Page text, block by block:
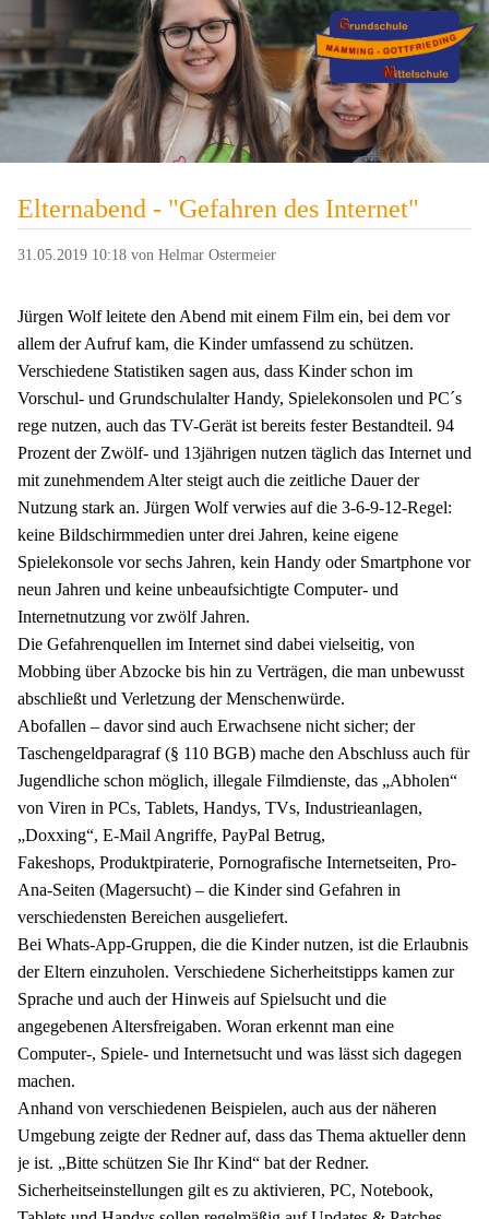
Elternabend - "Gefahren des Internet"
31.05.2019 10:18 von Helmar Ostermeier
Jürgen Wolf leitete den Abend mit einem Film ein, bei dem vor
allem der Aufruf kam, die Kinder umfassend zu schützen.
Verschiedene Statistiken sagen aus, dass Kinder schon im
Vorschul- und Grundschulalter Handy, Spielekonsolen und PC´s
rege nutzen, auch das TV-Gerät ist bereits fester Bestandteil. 94
Prozent der Zwölf- und 13jährigen nutzen täglich das Internet und
mit zunehmendem Alter steigt auch die zeitliche Dauer der
Nutzung stark an. Jürgen Wolf verwies auf die 3-6-9-12-Regel:
keine Bildschirmmedien unter drei Jahren, keine eigene
Spielekonsole vor sechs Jahren, kein Handy oder Smartphone vor
neun Jahren und keine unbeaufsichtigte Computer- und
Internetnutzung vor zwölf Jahren.
Die Gefahrenquellen im Internet sind dabei vielseitig, von
Mobbing über Abzocke bis hin zu Verträgen, die man unbewusst
abschließt und Verletzung der Menschenwürde.
Abofallen – davor sind auch Erwachsene nicht sicher; der
Taschengeldparagraf (§ 110 BGB) mache den Abschluss auch für
Jugendliche schon möglich, illegale Filmdienste, das „Abholen“
von Viren in PCs, Tablets, Handys, TVs, Industrieanlagen,
„Doxxing“, E-Mail Angriffe, PayPal Betrug,
Fakeshops, Produktpiraterie, Pornografische Internetseiten, Pro-
Ana-Seiten (Magersucht) – die Kinder sind Gefahren in
verschiedensten Bereichen ausgeliefert.
Bei Whats-App-Gruppen, die die Kinder nutzen, ist die Erlaubnis
der Eltern einzuholen. Verschiedene Sicherheitstipps kamen zur
Sprache und auch der Hinweis auf Spielsucht und die
angegebenen Altersfreigaben. Woran erkennt man eine
Computer-, Spiele- und Internetsucht und was lässt sich dagegen
machen.
Anhand von verschiedenen Beispielen, auch aus der näheren
Umgebung zeigte der Redner auf, dass das Thema aktueller denn
je ist. „Bitte schützen Sie Ihr Kind“ bat der Redner.
Sicherheitseinstellungen gilt es zu aktivieren, PC, Notebook,